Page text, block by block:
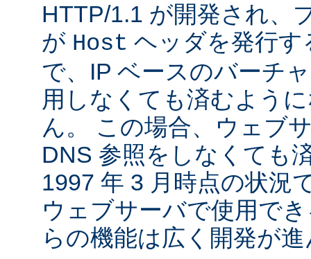
HTTP/1.1 が開発され、
が Host ヘッダを発行
で、IP ベースのバーチ
用しなくても済むよう
ん。 この場合、ウェブ
DNS 参照をしなくても
1997 年 3 月時点の状況
ウェブサーバで使用で
らの機能は広く開発が